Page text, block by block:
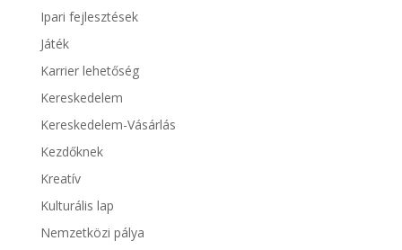
Ipari fejlesztések
Játék
Karrier lehetőség
Kereskedelem
Kereskedelem-Vásárlás
Kezdőknek
Kreatív
Kulturális lap
Nemzetközi pálya